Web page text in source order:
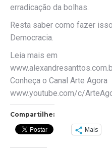
erradicação da bolhas.
Resta saber como fazer
Democracia.
Leia mais em
Conheça o Canal Arte Agora
www.youtube.com/c/
Compartilhe:
Mais